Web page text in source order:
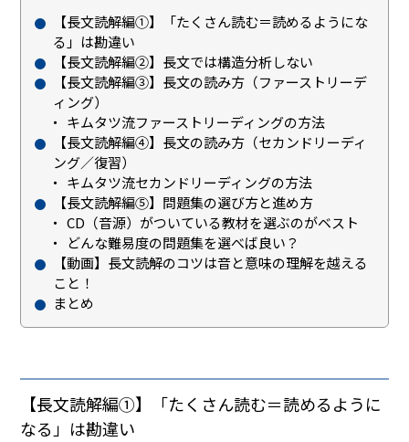
【長文読解編①】「たくさん読む＝読めるようにな
る」は勘違い
【長文読解編②】長文では構造分析しない
【長文読解編③】長文の読み方（ファーストリーデ
ィング）
キムタツ流ファーストリーディングの方法
【長文読解編④】長文の読み方（セカンドリーディ
ング／復習）
キムタツ流セカンドリーディングの方法
【長文読解編⑤】問題集の選び方と進め方
CD（音源）がついている教材を選ぶのがベスト
どんな難易度の問題集を選べば良い？
【動画】長文読解のコツは音と意味の理解を越える
こと！
まとめ
【長文読解編①】「たくさん読む＝読めるように
なる」は勘違い